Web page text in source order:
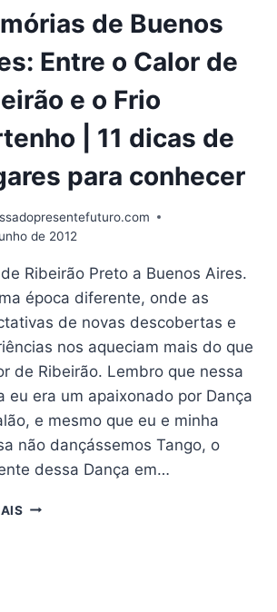
de Buenos
Entre o Calor de
e o Frio
| 11 dicas de
para conhecer
de 2012
Ribeirão Preto a Buenos Aires.
época diferente, onde as
de novas descobertas e
nos aqueciam mais do que
de Ribeirão. Lembro que nessa
eu era um apaixonado por Dança
e mesmo que eu e minha
não dançássemos Tango, o
dessa Dança em…
MEMÓRIAS